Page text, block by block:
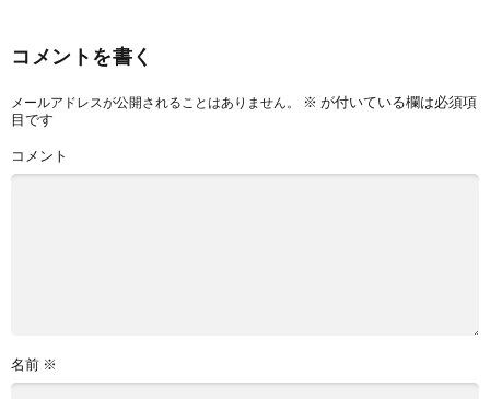
コメントを書く
メールアドレスが公開されることはありません。 ※ が付いている欄は必須項
目です
コメント
名前 ※